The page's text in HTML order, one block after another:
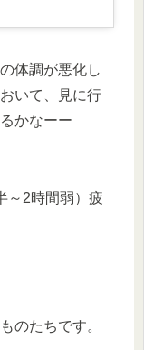
体調が悪化し
いて、見に行
かなーー
～2時間弱）疲
のたちです。